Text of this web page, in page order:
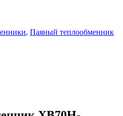
, Паяный теплообменник